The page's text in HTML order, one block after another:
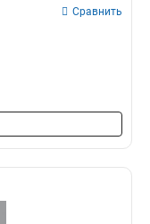
Сравнить